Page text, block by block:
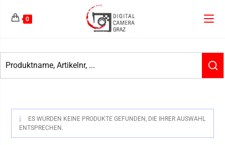
0
ES WURDEN KEINE PRODUKTE GEFUNDEN, DIE IHRER AUSWAHL
ENTSPRECHEN.